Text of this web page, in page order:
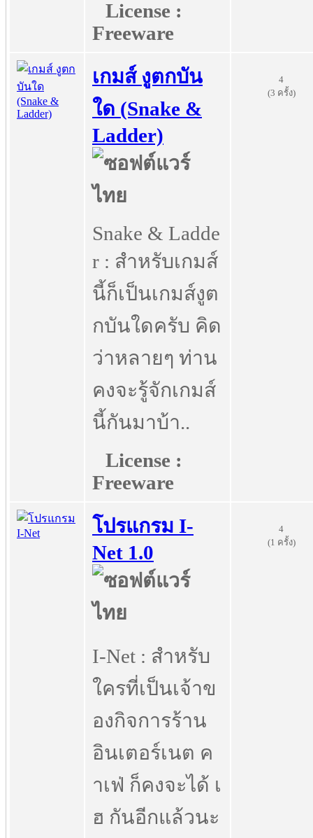
License :
Freeware
เกมส์ งูตกบัน
ใด (Snake &
Ladder)
Snake & Ladde
r : สำหรับเกมส์
นี้ก็เป็นเกมส์งูต
กบันใดครับ คิด
ว่าหลายๆ ท่าน
คงจะรู้จักเกมส์
นี้กันมาบ้า..
License :
Freeware
4
(3 ครั้ง)
โปรแกรม I-
Net 1.0
I-Net : สำหรับ
ใครที่เป็นเจ้าข
องกิจการร้าน
อินเตอร์เนต ค
าเฟ่ ก็คงจะได้ เ
ฮ กันอีกแล้วนะ
4
(1 ครั้ง)